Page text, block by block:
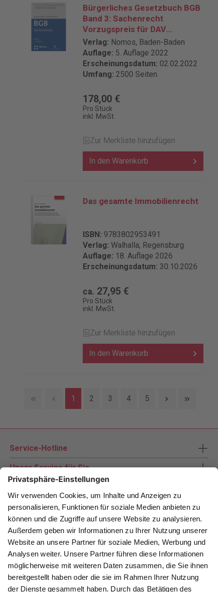
Volltext - schnelles Wiederfinden:
Markieren Sie wichtige Inhalte als Ihre
Favoriten oder fügen Sie persönliche
Notizen hinzu Dieses Produkt
beinhaltet: - Rechtsgrundlagen -
Sachverständigenwesen -
Gutachterausschusswesen
(Wertermittlungsrecht nach BauGB) -
Grundsätzen der ImmoWertV -
Verkehrswertermittlung besonderer
Immobilienarten -
städtebaulichen Maßnahmen -
besonderen Anlässen -
Grundsätzen der BelWertV Details zur
Fachmedien GmbH Amsterdamer Str.
192 50735 Köln Deutschland
service@reguvis.de
Bürgerliches Gesetzbuch BGB
Band 3: Sachenrecht
Vorzugspreis für DAV
Mitglieder
Verlag: Nomos, Baden-Baden
Auflage: 5. Auflage 2022
Erscheinungsdatum: 02.02.2022
Umfang: 2500 Seiten
178,00 €
Pro Stück
inkl. MwSt.
Zur Merkliste hinzufügen
In den Warenkorb
Das gesamte Immobilienrecht
ISBN: 9783802953491
Verlag: Walhalla, Regensburg
Auflage: 18. Auflage 2026
Erscheinungsdatum: 30.10.2026
ca. 27,95 €
Pro Stück
inkl. MwSt.
Zur Merkliste hinzufügen
In den Warenkorb
1 2 3 4 5
Service-Hotline
Unser Service für Sie
Zahlungsarten
Newsletter abonnieren
Als Dankeschön für Ihr D&K Newsletter-Abo
erhalten Sie ein 10 € -Gutschein: